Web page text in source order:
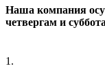
Наша компания
четвергам и
1.